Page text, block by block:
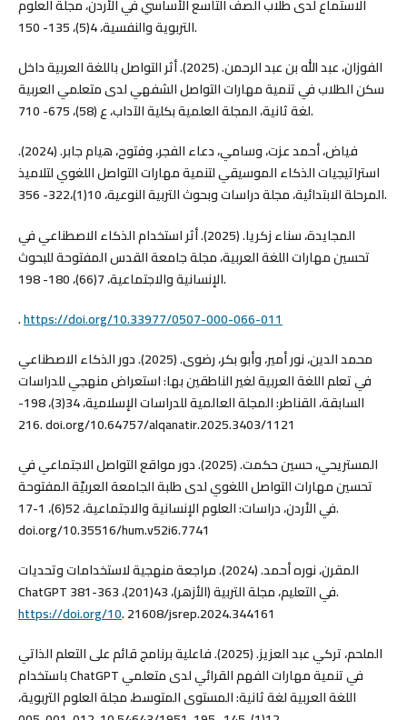
الاستماع لدى طلاب الصف التاسع الأساسي في الأردن، مجلة العلوم
التربوية والنفسية، 4(5)، 135- 150.
الفوزان، عبد الله بن عبد الرحمن. (2025). أثر التواصل باللغة العربية داخل
سكن الطلاب في تنمية مهارات التواصل الشفهي لدى متعلمي العربية
لغة ثانية، المجلة العلمية بكلية الآداب، ع (58)، 675- 710.
فياض، أحمد عزت، وسامي، دعاء الفجر، وفتوح، هيام جابر. (2024).
استراتيجيات الذكاء الموسيقي لتنمية مهارات التواصل اللغوي لتلاميذ
المرحلة الابتدائية، مجلة دراسات وبحوث التربية النوعية، 10(1)،322- 356.
المجايدة، سناء زكريا. (2025). أثر استخدام الذكاء الاصطناعي في
تحسين مهارات اللغة العربية، مجلة جامعة القدس المفتوحة للبحوث
الإنسانية والاجتماعية، 7(66)، 180- 198.
.https://doi.org/10.33977/0507-000-066-011
محمد الدين، نور أمير، وأبو بكر، رضوى. (2025). دور الذكاء الاصطناعي
في تعلم اللغة العربية لغير الناطقين بها: استعراض منهجي للدراسات
السابقة، القناطر: المجلة العالمية للدراسات الإسلامية، 34(3)، 198-
216. doi.org/10.64757/alqanatir.2025.3403/1121
المستريحي، حسين حكمت. (2025). دور مواقع التواصل الاجتماعي في
تحسين مهارات التواصل اللغوي لدى طلبة الجامعة العربيّة المفتوحة
في الأردن، دراسات: العلوم الإنسانية والاجتماعية، 52(6)، 1-17.
doi.org/10.35516/hum.v52i6.7741
المقرن، نوره أحمد. (2024). مراجعة منهجية لاستخدامات وتحديات
ChatGPT في التعليم، مجلة التربية (الأزهر)، 43(201)، 363-381.
https://doi.org/10. 21608/jsrep.2024.344161
الملحم، تركي عبد العزيز. (2025). فاعلية برنامج قائم على التعلم الذاتي
باستخدام ChatGPT في تنمية مهارات الفهم القرائي لدى متعلمي
اللغة العربية لغة ثانية: المستوى المتوسط، مجلة العلوم التربوية،